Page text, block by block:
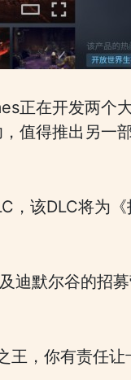
正在开发两个
值得推出另一
，该DLC将为
迪默尔谷的招
，你有责任让